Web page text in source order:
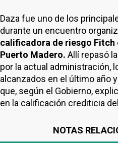
Daza fue uno de los
durante un encuentro
calificadora de riesgo Fitch
Puerto Madero. Allí repasó
por la actual administración,
alcanzados en el último año
que, según el Gobierno,
en la calificación crediticia
NOTAS